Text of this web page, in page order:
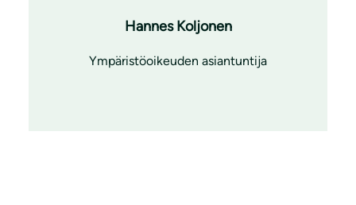
Hannes Koljonen
Ympäristöoikeuden asiantuntija